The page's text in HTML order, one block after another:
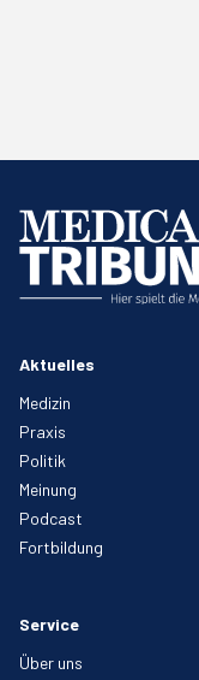
Aktuelles
Medizin
Praxis
Politik
Meinung
Podcast
Fortbildung
Service
Über uns